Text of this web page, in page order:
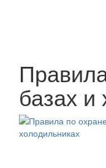
базах и